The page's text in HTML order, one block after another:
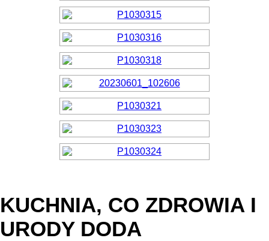
KUCHNIA, CO ZDROWIA I
URODY DODA